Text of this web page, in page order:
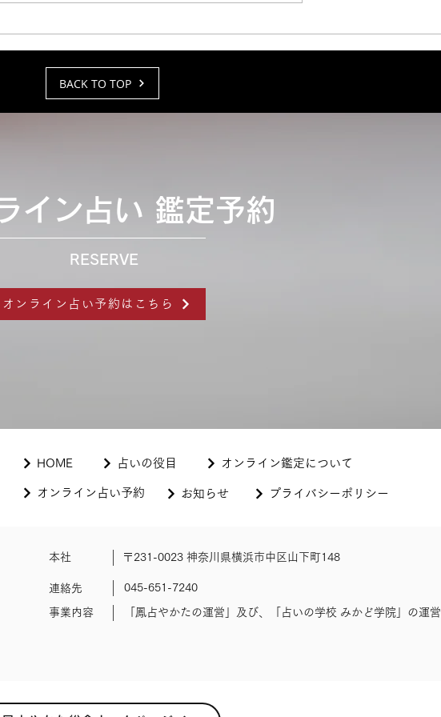
ございます。 「オンライン占
提供終了に伴い 弊社内システ
移行期間は、オンライン占いの
付を休止致します。...
ニューが加わりました。 リピー
BACK TO TOP
イン占い 鑑定予約
RESERVE
オンライン占い予約はこちら
HOME 占いの役目 オンライン鑑定について
オンライン占い予約 お知らせ プライバシーポリシー
本社 〒231-0023 神奈川県横浜市中区山下町148
連絡先 045-651-7240
事業内容 「鳳占やかたの運営」及び、「占いの学校 みかど学院」の運営